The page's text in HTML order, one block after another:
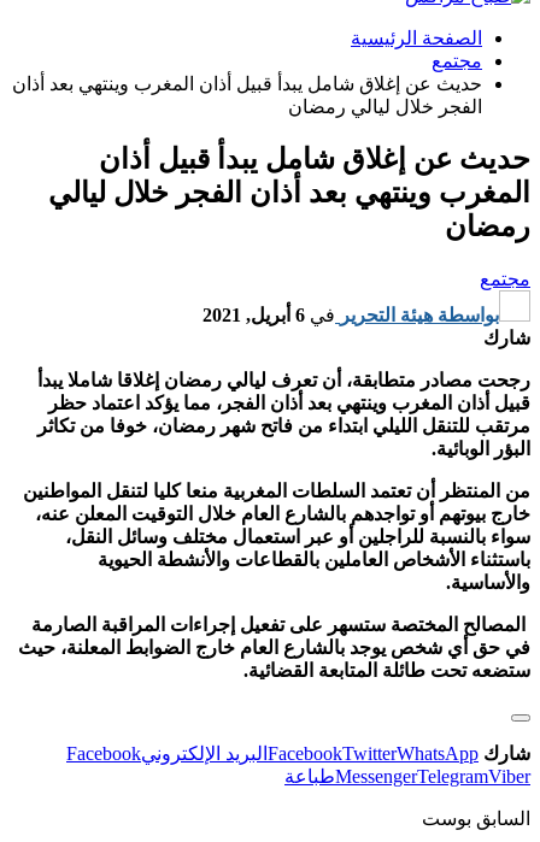
الصفحة الرئيسية
مجتمع
حديث عن إغلاق شامل يبدأ قبيل أذان المغرب وينتهي بعد أذان
الفجر خلال ليالي رمضان
حديث عن إغلاق شامل يبدأ قبيل أذان
المغرب وينتهي بعد أذان الفجر خلال ليالي
رمضان
مجتمع
بواسطة هيئة التحرير في 6 أبريل, 2021
شارك
رجحت مصادر متطابقة، أن تعرف ليالي رمضان إغلاقا شاملا يبدأ
قبيل أذان المغرب وينتهي بعد أذان الفجر، مما يؤكد اعتماد حظر
مرتقب للتنقل الليلي ابتداء من فاتح شهر رمضان، خوفا من تكاثر
البؤر الوبائية.
من المنتظر أن تعتمد السلطات المغربية منعا كليا لتنقل المواطنين
خارج بيوتهم أو تواجدهم بالشارع العام خلال التوقيت المعلن عنه،
سواء بالنسبة للراجلين أو عبر استعمال مختلف وسائل النقل،
باستثناء الأشخاص العاملين بالقطاعات والأنشطة الحيوية
والأساسية.
المصالح المختصة ستسهر على تفعيل إجراءات المراقبة الصارمة
في حق أي شخص يوجد بالشارع العام خارج الضوابط المعلنة، حيث
ستضعه تحت طائلة المتابعة القضائية.
شارك FacebookTwitterWhatsApp البريد الإلكترونيFacebook
MessengerTelegramViber طباعة
السابق بوست